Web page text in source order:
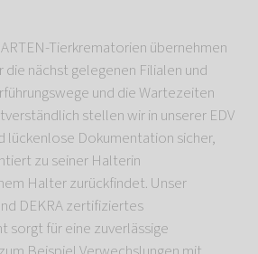
Tierkrematorien übernehmen
nächst gelegenen Filialen und
und die Wartezeiten
stellen wir in unserer EDV
lückenlose Dokumentation sicher,
zu seiner Halterin
Halter zurückfindet. Unser
DEKRA zertifiziertes
sorgt für eine zuverlässige